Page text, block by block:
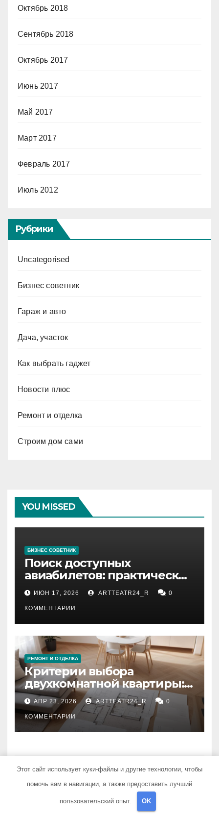
Октябрь 2018
Сентябрь 2018
Октябрь 2017
Июнь 2017
Май 2017
Март 2017
Февраль 2017
Июль 2012
Рубрики
Uncategorised
Бизнес советник
Гараж и авто
Дача, участок
Как выбрать гаджет
Новости плюс
Ремонт и отделка
Строим дом сами
YOU MISSED
БИЗНЕС СОВЕТНИК
Поиск доступных
авиабилетов: практические
рекомендации
ИЮН 17, 2026 ARTTEATR24_R 0
КОММЕНТАРИИ
РЕМОНТ И ОТДЕЛКА
Критерии выбора
двухкомнатной квартиры:
планировка, площадь,
состояние и документация
АПР 23, 2026 ARTTEATR24_R 0
КОММЕНТАРИИ
UNCATEGORISED
Адаптивная
электродинамика страсти:
влияние анализа
ARTTEATR24_R
Этот сайт использует куки-файлы и другие технологии, чтобы
помочь вам в навигации, а также предоставить лучший
пользовательский опыт. OK